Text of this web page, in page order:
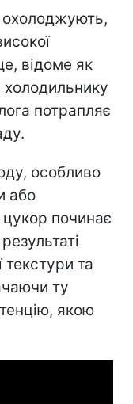
відоме як
холодильнику
потрапляє
особливо
або
починає
та
ту
якою